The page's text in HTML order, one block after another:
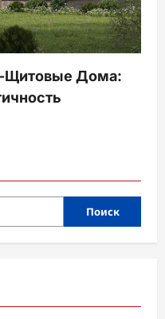
Щитовые Дома:
Поиск